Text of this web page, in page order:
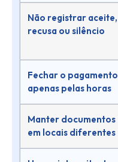
Não registrar aceite,
recusa ou silêncio
Fechar o pagamento
apenas pelas horas
Manter documentos
em locais diferentes